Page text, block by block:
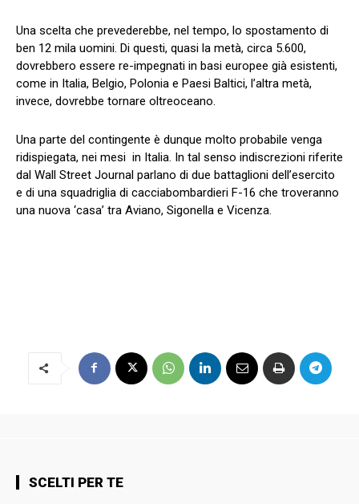
Una scelta che prevederebbe, nel tempo, lo spostamento di
ben 12 mila uomini. Di questi, quasi la metà, circa 5.600,
dovrebbero essere re-impegnati in basi europee già esistenti,
come in Italia, Belgio, Polonia e Paesi Baltici, l’altra metà,
invece, dovrebbe tornare oltreoceano.
Una parte del contingente è dunque molto probabile venga
ridispiegata, nei mesi in Italia. In tal senso indiscrezioni riferite
dal Wall Street Journal parlano di due battaglioni dell’esercito
e di una squadriglia di cacciabombardieri F-16 che troveranno
una nuova ‘casa’ tra Aviano, Sigonella e Vicenza.
SCELTI PER TE